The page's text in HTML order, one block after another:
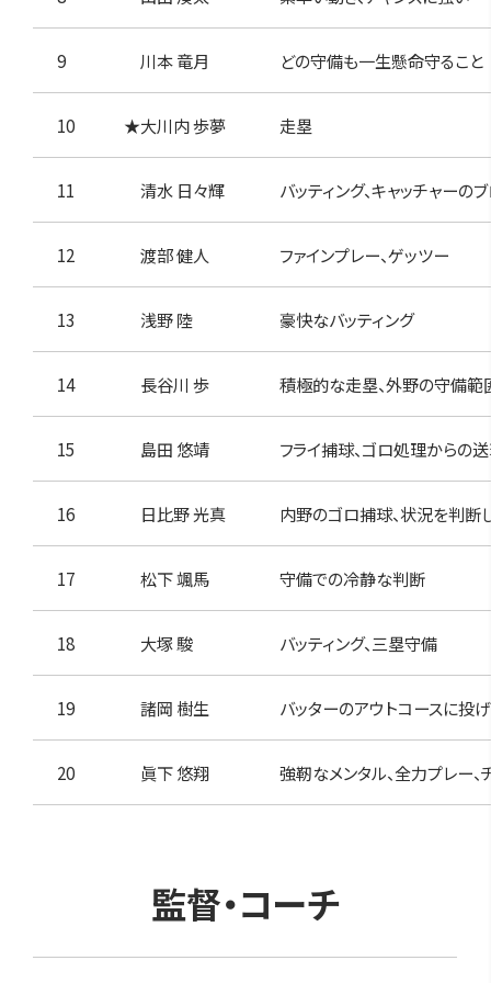
9 川本 竜月 どの守備も一生懸命守ること
10 大川内 歩夢 走塁
11 清水 日々輝 バッティング、キャッチャーの
12 渡部 健人 ファインプレー、ゲッツー
13 浅野 陸 豪快なバッティング
14 長谷川 歩 積極的な走塁、外野の守備範
15 島田 悠靖 フライ捕球、ゴロ処理からの
16 日比野 光真 内野のゴロ捕球、状況を判断
17 松下 颯馬 守備での冷静な判断
18 大塚 駿 バッティング、三塁守備
19 諸岡 樹生 バッターのアウトコースに投
20 眞下 悠翔 強靭なメンタル、全力プレー
監督・コーチ